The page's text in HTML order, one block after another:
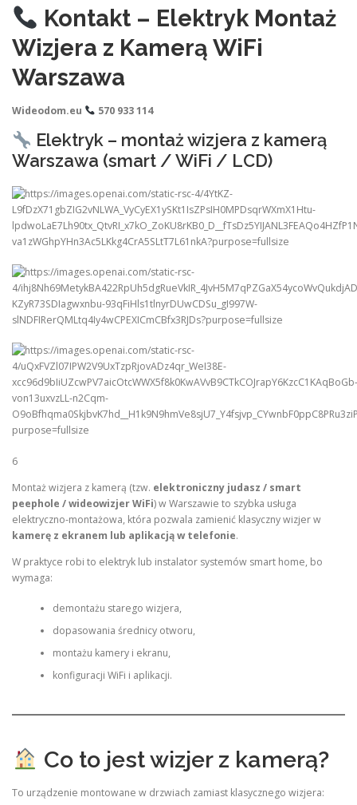
Kontakt – Elektryk Montaż
Wizjera z Kamerą WiFi
Warszawa
Wideodom.eu 570 933 114
Elektryk – montaż wizjera z kamerą
Warszawa (smart / WiFi / LCD)
6
Montaż wizjera z kamerą (tzw. elektroniczny judasz / smart
peephole / wideowizjer WiFi) w Warszawie to szybka usługa
elektryczno-montażowa, która pozwala zamienić klasyczny wizjer w
kamerę z ekranem lub aplikacją w telefonie.
W praktyce robi to elektryk lub instalator systemów smart home, bo
wymaga:
demontażu starego wizjera,
dopasowania średnicy otworu,
montażu kamery i ekranu,
konfiguracji WiFi i aplikacji.
Co to jest wizjer z kamerą?
To urządzenie montowane w drzwiach zamiast klasycznego wizjera: